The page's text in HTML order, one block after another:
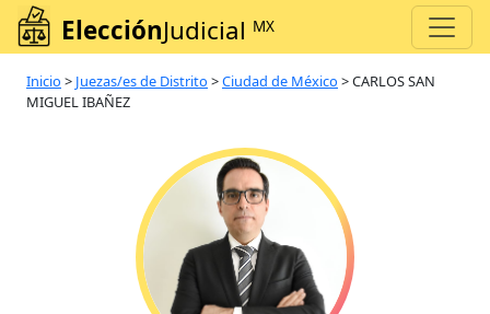
ElecciónJudicial MX
Inicio > Juezas/es de Distrito >Ciudad de México >CARLOS SAN
MIGUEL IBAÑEZ